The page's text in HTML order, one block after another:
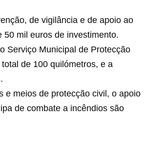
de vigilância e de apoio ao
mil euros de investimento.
Serviço Municipal de Protecção
de 100 quilómetros, e a
e meios de protecção civil, o apoio
de combate a incêndios são